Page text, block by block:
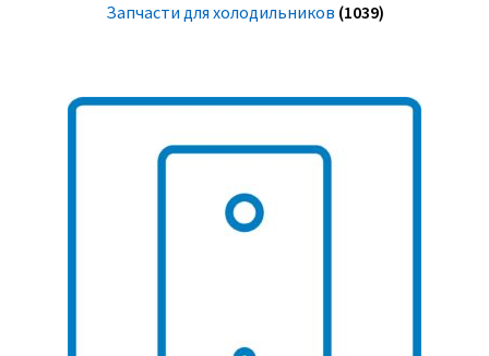
Запчасти для холодильников (1039)